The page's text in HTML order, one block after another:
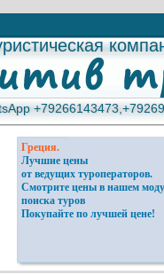
Греция.
Лучшие цены
от ведущих туроператоров.
Смотрите цены в нашем
поиска туров
Покупайте по лучшей цене!